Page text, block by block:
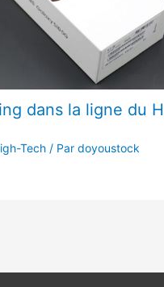
dans la ligne du
Tech/ Par doyoustock